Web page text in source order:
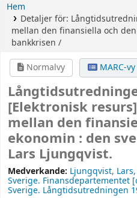
Hem
Detaljer för:
mellan den finansiella och
bankkrisen /
Normalvy
MARC-vy
[Elektronisk resurs]
mellan den
ekonomin : den
Lars Ljungqvist.
Medverkande: Ljungqvist, Lars
Sverige. Finansdepartementet
Sverige. Långtidsutredningen